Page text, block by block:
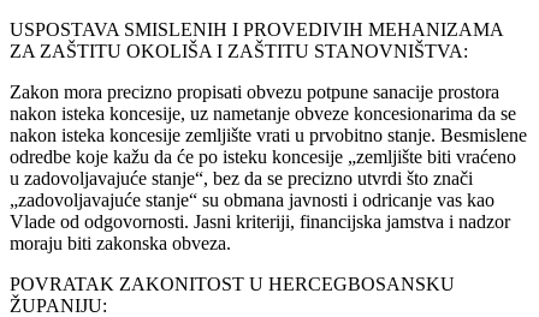
USPOSTAVA SMISLENIH I PROVEDIVIH MEHANIZAMA
ZA ZAŠTITU OKOLIŠA I ZAŠTITU STANOVNIŠTVA:
Zakon mora precizno propisati obvezu potpune sanacije prostora
nakon isteka koncesije, uz nametanje obveze koncesionarima da se
nakon isteka koncesije zemljište vrati u prvobitno stanje. Besmislene
odredbe koje kažu da će po isteku koncesije „zemljište biti vraćeno
u zadovoljavajuće stanje“, bez da se precizno utvrdi što znači
„zadovoljavajuće stanje“ su obmana javnosti i odricanje vas kao
Vlade od odgovornosti. Jasni kriteriji, financijska jamstva i nadzor
moraju biti zakonska obveza.
POVRATAK ZAKONITOST U HERCEGBOSANSKU
ŽUPANIJU: